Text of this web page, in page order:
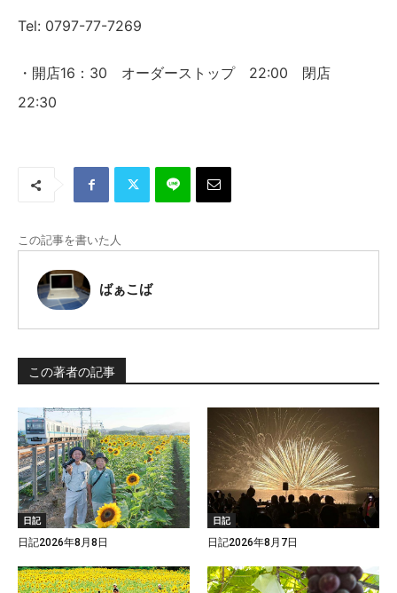
Tel: 0797-77-7269
・開店16：30 オーダーストップ 22:00 閉店
22:30
この記事を書いた人
ばぁこば
この著者の記事
日記
日記2026年8月8日
日記
日記2026年8月7日